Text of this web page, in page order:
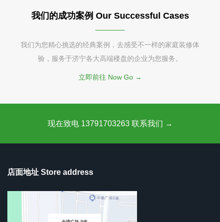
我们的成功案例 Our Successful Cases
我们为您精心挑选的经典案例，去感受不一样的家庭装修体
验，服务于济宁各大高端楼盘的企业为您服务。
立即前往 Now Go →
现在致电 13791703263 联系我们 →
店面地址 Store address